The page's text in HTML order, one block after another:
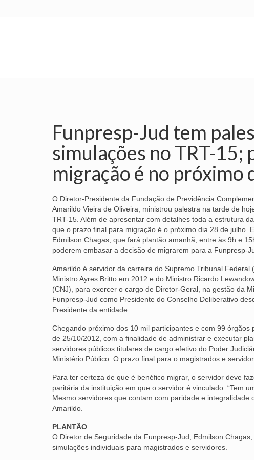
Funpresp-Jud tem
simulações no TRT-15;
migração é no próximo
O Diretor-Presidente da Fundação de Previdência
Amarildo Vieira de Oliveira, ministrou palestra na tarde de
TRT-15. Além de apresentar com detalhes toda a estrutura
que o prazo final para migração é o próximo dia 28 de julho.
Edmilson Chagas, que fará plantão amanhã, entre às 9h e
poderem embasar a decisão de migrarem para a Funpresp-
Amarildo é servidor da carreira do Supremo Tribunal
Ministro Ayres Britto em 2012 e do Ministro Ricardo
(CNJ), para exercer o cargo de Diretor-Geral, na gestão da
Funpresp-Jud como Presidente do Conselho Deliberativo
Presidente da entidade.
Chegando próximo dos 10 mil participantes e com 99
de 25/10/2012, com a finalidade de administrar e executar
servidores públicos titulares de cargo efetivo do Poder
Ministério Público. O prazo final para o magistrados e
Para ter certeza de que é benéfico migrar, o servidor deve
paritária da instituição em que o servidor é vinculado. “Tem
Mesmo servidores que contam com paridade e
Amarildo.
PLANTÃO
O Diretor de Seguridade da Funpresp-Jud, Edmilson
simulações individuais para magistrados e servidores.